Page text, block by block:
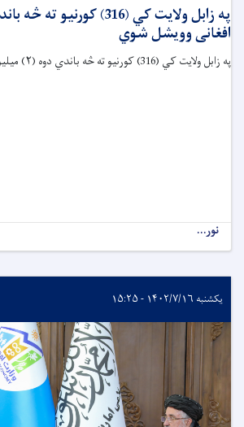
افغانی وويشل شوي
په زابل ولايت کي (316) کورنیو ته څه باندي دوه (٢) ميليونه افغانی وويشل شوي
نور...
یکشنبه ۱۴۰۲/۷/۱۶ - ۱۵:۲۵